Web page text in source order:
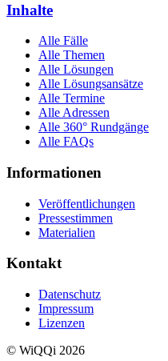
Inhalte
Alle Fälle
Alle Themen
Alle Lösungen
Alle Lösungsansätze
Alle Termine
Alle Adressen
Alle 360° Rundgänge
Alle FAQs
Informationen
Veröffentlichungen
Pressestimmen
Materialien
Kontakt
Datenschutz
Impressum
Lizenzen
© WiQQi 2026